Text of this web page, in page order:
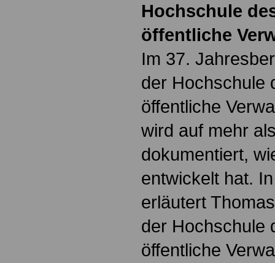
Hochschule
öffentliche
Im 37.
der Hochschule
öffentliche
wird auf mehr
dokumentiert,
entwickelt hat.
erläutert
der Hochschule
öffentliche